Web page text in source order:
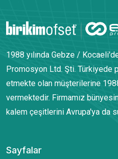
1988 yılında Gebze /
Promosyon Ltd. Şti. Türkiyede
etmekte olan müşterilerine
vermektedir. Firmamız
kalem çeşitlerini Avrupa'ya da
Sayfalar